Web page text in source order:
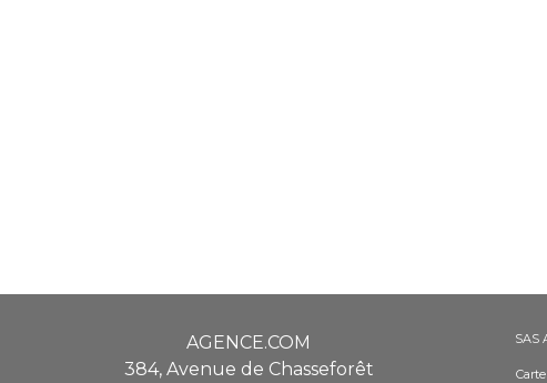
AGENCE.COM
384, Avenue de Chasseforêt
SAS